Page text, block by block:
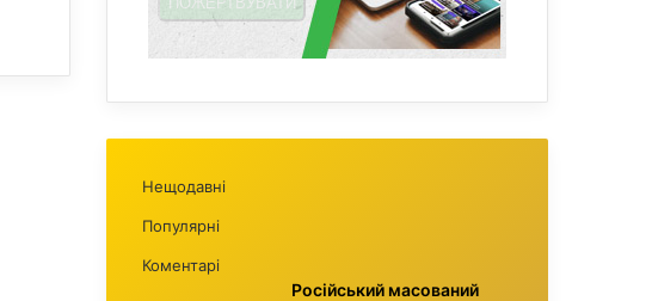
Нещодавні
Популярні
Коментарі
Російський масований